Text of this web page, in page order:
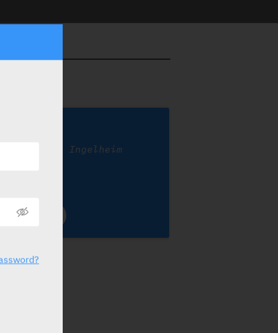
Boehringer Ingelheim